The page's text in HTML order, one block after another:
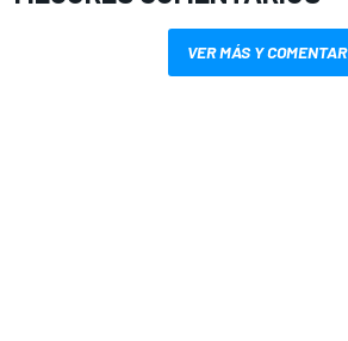
VER MÁS Y COMENTAR